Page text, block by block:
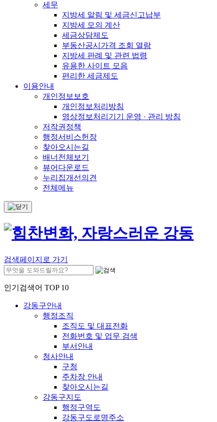
세무
지방세 알림 및 세금신고납부
지방세 모의 계산
세금상담제도
부동산공시가격 조회 열람
지방세 판례 및 관련 법령
유용한 사이트 모음
편리한 세금제도
이용안내
개인정보보호
개인정보처리방침
영상정보처리기기 운영 · 관리 방침
저작권정책
행정서비스헌장
찾아오시는길
배너전체보기
뷰어다운로드
누리집개선의견
전체메뉴
검색페이지로 가기
인기검색어 TOP 10
강동구안내
행정조직
조직도 및 대표전화
전화번호 및 업무 검색
부서안내
청사안내
구청
주차장 안내
찾아오시는길
강동구지도
행정구역도
강동구도로명주소